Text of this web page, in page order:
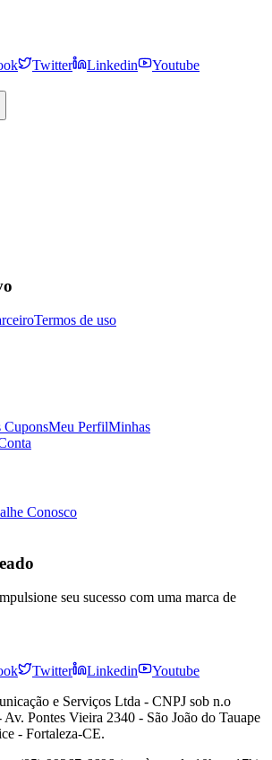
Twitter Linkedin Youtube
Termos de uso
CuponsMeu PerfilMinhas
Conosco
seu sucesso com uma marca de
Twitter Linkedin
Youtube
e Serviços Ltda - CNPJ sob n.o
Pontes Vieira 2340 - São João do Tauape
- Fortaleza-CE.